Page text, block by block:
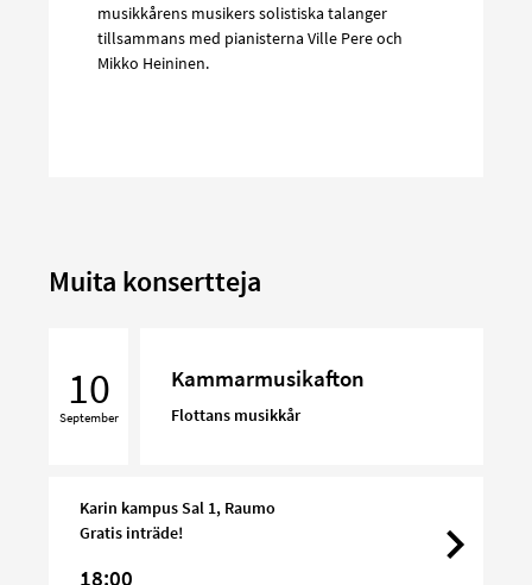
musikkårens musikers solistiska talanger
tillsammans med pianisterna Ville Pere och
Mikko Heininen.
Muita konsertteja
10
September
Kammarmusikafton
Flottans musikkår
Karin kampus Sal 1, Raumo
Gratis inträde!
18:00